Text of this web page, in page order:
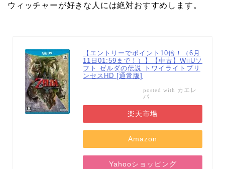
ウィッチャーが好きな人には絶対おすすめします。
【エントリーでポイント10倍！（6月
11日01:59まで！）】【中古】WiiUソ
フト ゼルダの伝説 トワイライトプリ
ンセスHD [通常版]
posted with カエレ
バ
楽天市場
Amazon
Yahooショッピング